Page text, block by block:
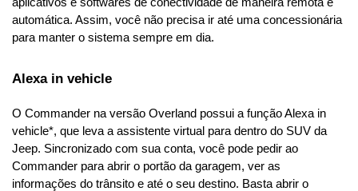
automática. Assim, você não precisa ir até uma concessionária
para manter o sistema sempre em dia.
Alexa in vehicle
O Commander na versão Overland possui a função Alexa in
vehicle*, que leva a assistente virtual para dentro do SUV da
Jeep. Sincronizado com sua conta, você pode pedir ao
Commander para abrir o portão da garagem, ver as
informações do trânsito e até o seu destino. Basta abrir o